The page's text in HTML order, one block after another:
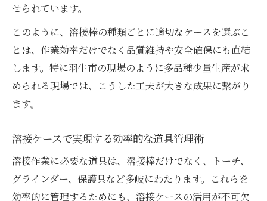
せられています。
このように、溶接棒の種類ごとに適切なケースを選ぶこ
とは、作業効率だけでなく品質維持や安全確保にも直結
します。特に羽生市の現場のように多品種少量生産が求
められる現場では、こうした工夫が大きな成果に繋がり
ます。
溶接ケースで実現する効率的な道具管理術
溶接作業に必要な道具は、溶接棒だけでなく、トーチ、
グラインダー、保護具など多岐にわたります。これらを
効率的に管理するためにも、溶接ケースの活用が不可欠